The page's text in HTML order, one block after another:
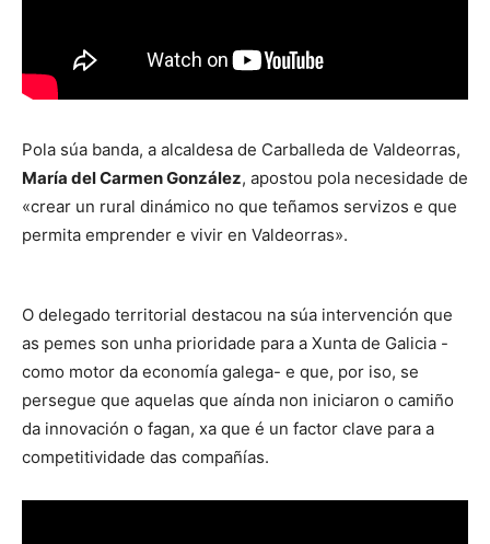
Pola súa banda, a alcaldesa de Carballeda de Valdeorras,
María delCarmen González, apostou pola necesidade de
«crear un rural dinámico no que teñamos servizos e que
permita emprender e vivir en Valdeorras».
O delegado territorial destacou na súa intervención que
as pemes son unha prioridade para a Xunta de Galicia -
como motor da economía galega- e que, por iso, se
persegue que aquelas que aínda non iniciaron o camiño
da innovación o fagan, xa que é un factor clave para a
competitividade das compañías.